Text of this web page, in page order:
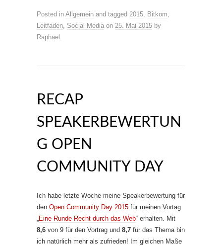
Posted in Allgemein and tagged 2015, Bitkom,
Leitfaden, Social Media on 25. Mai 2015 by
Raphael .
RECAP
SPEAKERBEWERTUN
G OPEN
COMMUNITY DAY
Ich habe letzte Woche meine Speakerbewertung für
den Open Community Day 2015 für meinen Vortag
„Eine Runde Recht durch das Web“ erhalten. Mit
8,6 von 9 für den Vortrag und 8,7 für das Thema bin
ich natürlich mehr als zufrieden! Im gleichen Maße